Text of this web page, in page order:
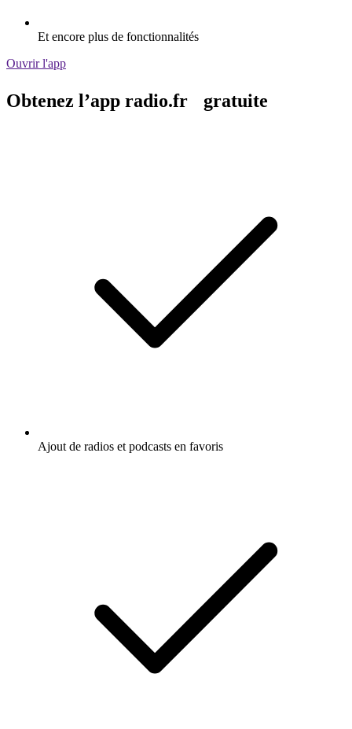
Et encore plus de fonctionnalités
Ouvrir l'app
Obtenez l’app radio.fr gratuite
Ajout de radios et podcasts en favoris